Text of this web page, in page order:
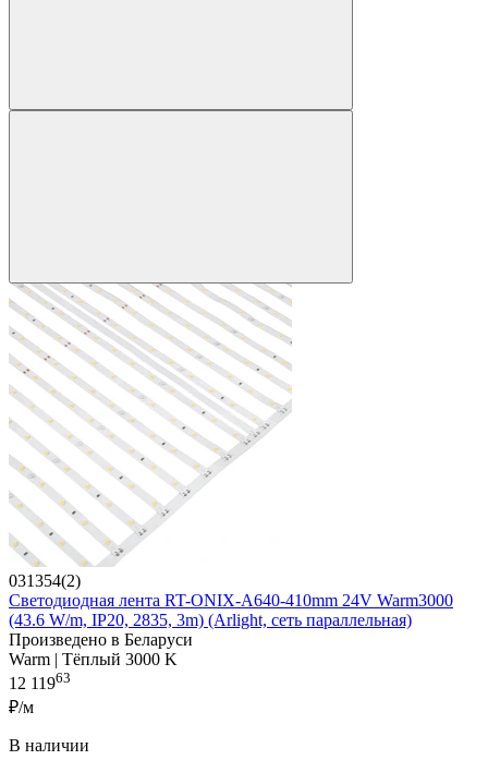
031354(2)
Светодиодная лента RT-ONIX-A640-410mm 24V Warm3000
(43.6 W/m, IP20, 2835, 3m) (Arlight, сеть параллельная)
Произведено в Беларуси
Warm | Тёплый 3000 K
12 11963
₽/м
В наличии